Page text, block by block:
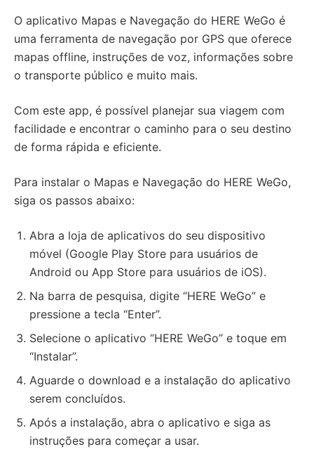
O aplicativo Mapas e Navegação do HERE WeGo é
uma ferramenta de navegação por GPS que oferece
mapas offline, instruções de voz, informações sobre
o transporte público e muito mais.
Com este app, é possível planejar sua viagem com
facilidade e encontrar o caminho para o seu destino
de forma rápida e eficiente.
Para instalar o Mapas e Navegação do HERE WeGo,
siga os passos abaixo:
Abra a loja de aplicativos do seu dispositivo
móvel (Google Play Store para usuários de
Android ou App Store para usuários de iOS).
Na barra de pesquisa, digite “HERE WeGo” e
pressione a tecla “Enter”.
Selecione o aplicativo “HERE WeGo” e toque em
“Instalar”.
Aguarde o download e a instalação do aplicativo
serem concluídos.
Após a instalação, abra o aplicativo e siga as
instruções para começar a usar.